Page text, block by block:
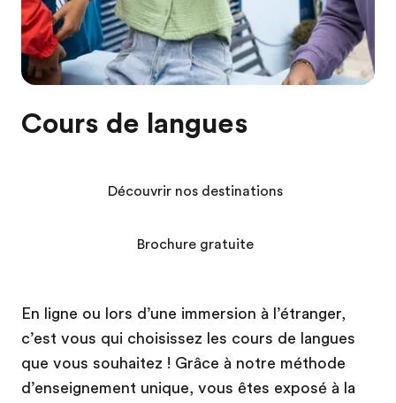
Rejoignez nos équipes
Cours de langues
En ligne ou lors d’une immersion à l’étranger,
c’est vous qui choisissez les cours de langues
que vous souhaitez ! Grâce à notre méthode
d’enseignement unique, vous êtes exposé à la
Découvrir nos destinations
Brochure gratuite